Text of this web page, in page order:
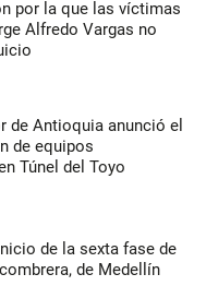
por la que las víctimas
Alfredo Vargas no
de Antioquia anunció el
de equipos
Túnel del Toyo
de la sexta fase de
de Medellín